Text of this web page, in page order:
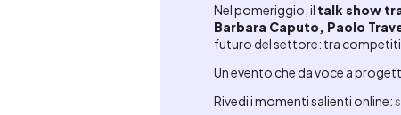
Nel pomeriggio, il talk show
Barbara Caputo, Paolo
futuro del settore: tra
Un evento che da voce a
Rivedi i momenti salienti online: